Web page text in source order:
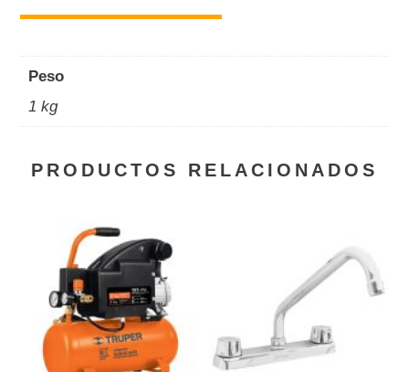
Peso
1 kg
PRODUCTOS RELACIONADOS